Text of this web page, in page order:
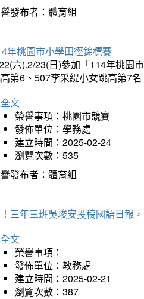
發布者：體育組
年桃園市小學田徑錦標賽
六).2/23(日)參加「114年桃園
第6、507李采緹小女跳高第7
文
榮譽事項：桃園市競賽
發佈單位：學務處
建立時間：2025-02-24
瀏覽次數：535
發布者：體育組
三年三班吳埈安投稿國語日報
文
榮譽事項：
發佈單位：教務處
建立時間：2025-02-21
瀏覽次數：387